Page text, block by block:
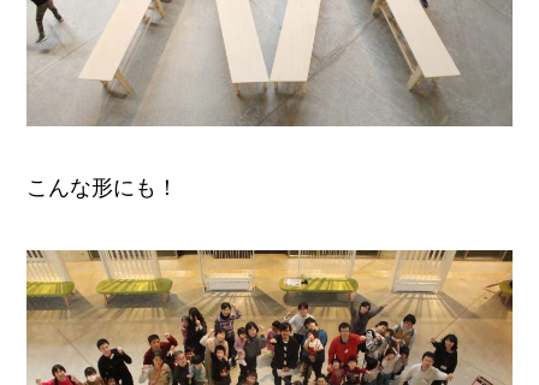
こんな形にも！